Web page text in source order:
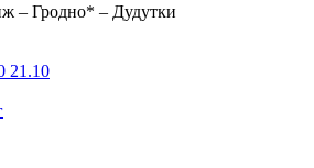
– Гродно* – Дудутки
21.10